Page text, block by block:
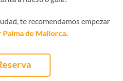
te recomendamos empezar
Palma de Mallorca.